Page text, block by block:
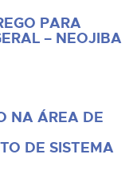
PARA
– NEOJIBA
NA ÁREA DE
DE SISTEMA